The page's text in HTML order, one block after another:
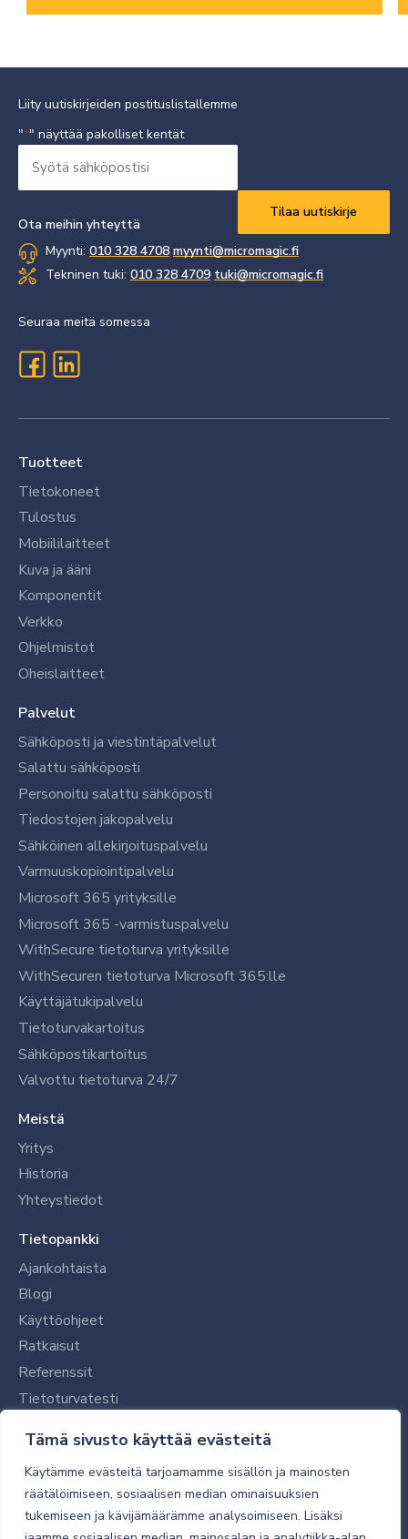
Tämä sivusto käyttää evästeitä
Käytämme evästeitä tarjoamamme sisällön ja mainosten
räätälöimiseen, sosiaalisen median ominaisuuksien
tukemiseen ja kävijämäärämme analysoimiseen. Lisäksi
Liity uutiskirjeiden postituslistallemme
"*" näyttää pakolliset kentät
sähköpostisi
Ota meihin yhteyttä
Myynti: 010 328 4708 myynti@micromagic.fi
Tekninen tuki: 010 328 4709 tuki@micromagic.fi
Seuraa meitä somessa
Tuotteet
Tietokoneet
Tulostus
Mobiililaitteet
Kuva ja ääni
Komponentit
Verkko
Ohjelmistot
Oheislaitteet
Palvelut
Sähköposti ja viestintäpalvelut
Salattu sähköposti
Personoitu salattu sähköposti
Tiedostojen jakopalvelu
Sähköinen allekirjoituspalvelu
Varmuuskopiointipalvelu
Microsoft 365 yrityksille
Microsoft 365 -varmistuspalvelu
WithSecure tietoturva yrityksille
WithSecuren tietoturva Microsoft 365:lle
Käyttäjätukipalvelu
Tietoturvakartoitus
Sähköpostikartoitus
Valvottu tietoturva 24/7
Meistä
Yritys
Historia
Yhteystiedot
Tietopankki
Ajankohtaista
Blogi
Käyttöohjeet
Ratkaisut
Referenssit
Tietoturvatesti
Tilaajalle
Toimitustavat ja -kulut
Verkkokaupan yleiset ehdot
Toimitusehdot